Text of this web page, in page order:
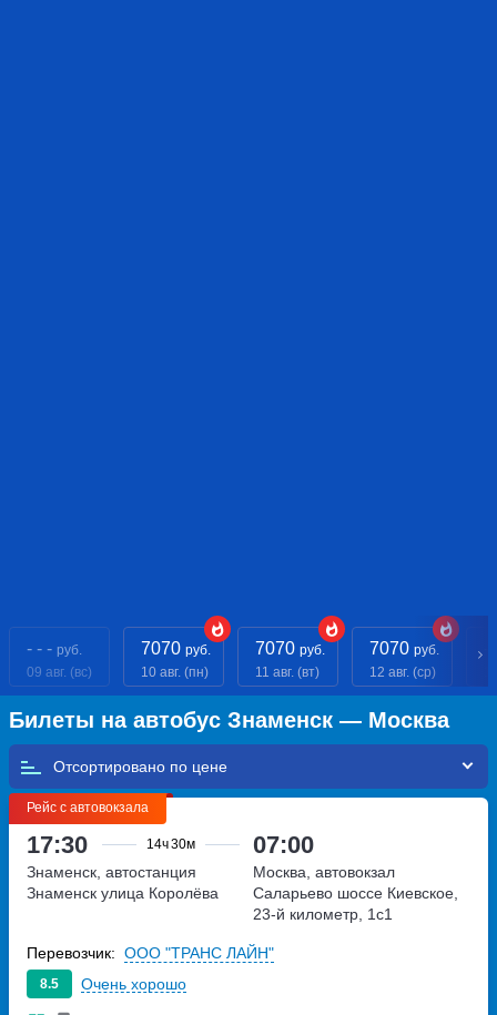
- - - руб.
09 авг. (вс)
7070 руб.
10 авг. (пн)
7070 руб.
11 авг. (вт)
7070 руб.
12 авг. (ср)
Билеты на автобус Знаменск — Москва
Отсортировано по
Рейс с автовокзала
17:30 14ч30м 07:00
Знаменск, автостанция
Знаменск улица Королёва
Москва, автовокзал
Саларьево шоссе Киевское,
23-й километр, 1с1
8.5 Очень хорошо
Перевозчик: ООО "ТРАНС ЛАЙН"